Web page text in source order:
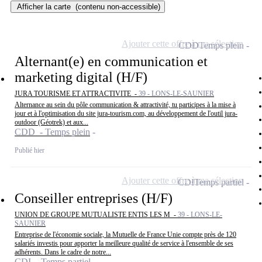
Afficher la carte (contenu non-accessible)
Alternant(e) en communication et
marketing digital (H/F)
JURA TOURISME ET ATTRACTIVITE - 39 - LONS-LE-SAUNIER
Alternance au sein du pôle communication & attractivité, tu participes à la mise à
jour et à l'optimisation du site jura-tourism.com, au développement de l'outil jura-
outdoor (Géotrek) et aux...
CDD - Temps plein
Publié hier
CDDTemps plein
Ajouter cette offre à ma sélection
Conseiller entreprises (H/F)
UNION DE GROUPE MUTUALISTE ENTIS LES M - 39 - LONS-LE-
SAUNIER
Entreprise de l'économie sociale, la Mutuelle de France Unie compte près de 120
salariés investis pour apporter la meilleure qualité de service à l'ensemble de ses
adhérents. Dans le cadre de notre...
CDITemps partiel
Ajouter cette offre à ma sélection